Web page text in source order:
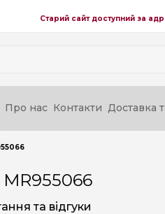
Старий сайт доступний за
Про нас Контакти Доставка
та відгуки